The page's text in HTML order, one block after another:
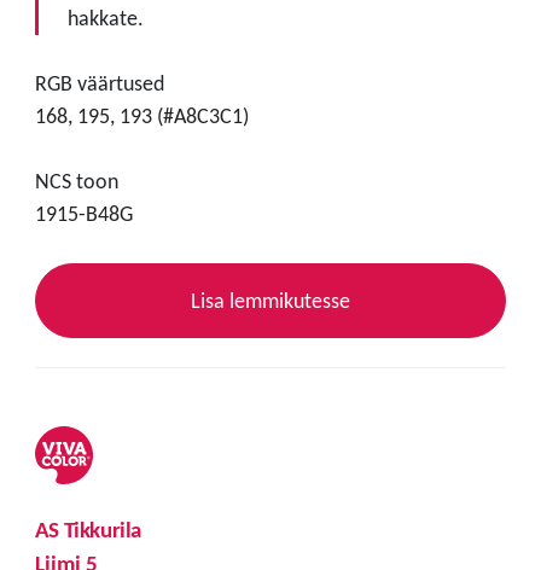
hakkate.
RGB väärtused
168, 195, 193 (#A8C3C1)
NCS toon
1915-B48G
Lisa lemmikutesse
AS Tikkurila
Liimi 5